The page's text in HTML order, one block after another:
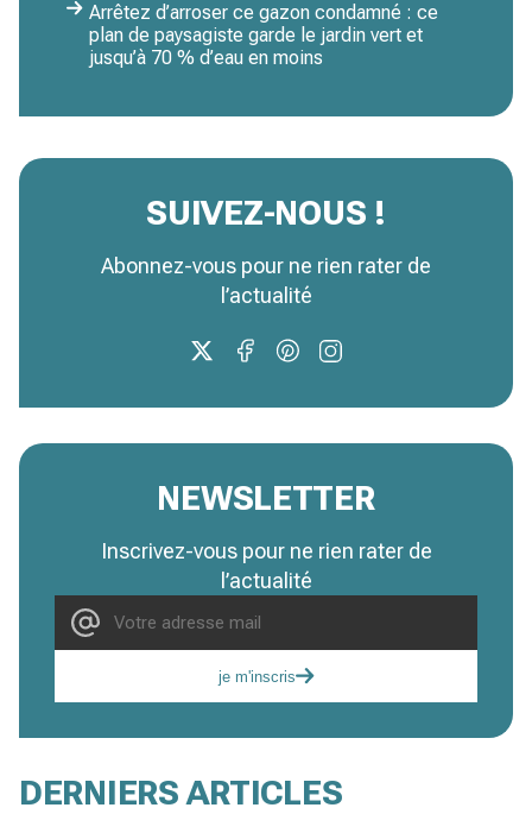
Arrêtez d’arroser ce gazon condamné : ce
plan de paysagiste garde le jardin vert et
jusqu’à 70 % d’eau en moins
SUIVEZ-NOUS !
Abonnez-vous pour ne rien rater de
l’actualité
NEWSLETTER
Inscrivez-vous pour ne rien rater de
l’actualité
je m'inscris
DERNIERS ARTICLES